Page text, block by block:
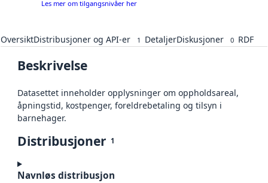
Les mer om tilgangsnivåer her
OversiktDistribusjoner og API-er 1 DetaljerDiskusjoner 0 RDF
Beskrivelse
Datasettet inneholder opplysninger om oppholdsareal,
åpningstid, kostpenger, foreldrebetaling og tilsyn i
barnehager.
Distribusjoner 1
Navnløs distribusjon